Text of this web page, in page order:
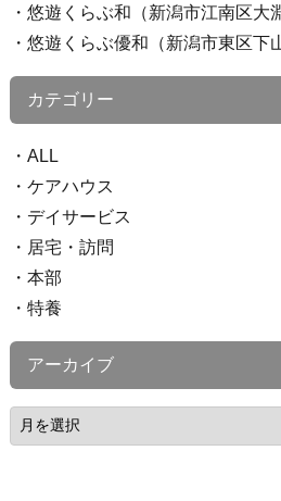
悠遊くらぶ和（新潟市江南区
悠遊くらぶ優和（新潟市東区
カテゴリー
ALL
ケアハウス
デイサービス
居宅・訪問
本部
特養
アーカイブ